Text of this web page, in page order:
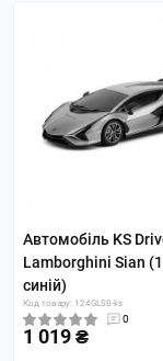
Автомобіль KS
Lamborghini Sian
синій)
Код товару: 124GLSB-ks
0
1 019 ₴